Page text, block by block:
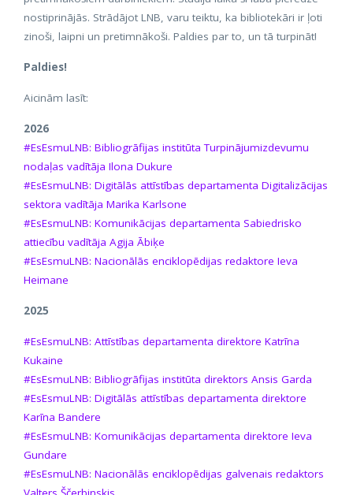
nostiprinājās. Strādājot LNB, varu teiktu, ka bibliotekāri ir ļoti
zinoši, laipni un pretimnākoši. Paldies par to, un tā turpināt!
Paldies!
Aicinām lasīt:
2026
#EsEsmuLNB: Bibliogrāfijas institūta Turpinājumizdevumu
nodaļas vadītāja Ilona Dukure
#EsEsmuLNB: Digitālās attīstības departamenta Digitalizācijas
sektora vadītāja Marika Karlsone
#EsEsmuLNB: Komunikācijas departamenta Sabiedrisko
attiecību vadītāja Agija Ābiķe
#EsEsmuLNB: Nacionālās enciklopēdijas redaktore Ieva
Heimane
2025
#EsEsmuLNB: Attīstības departamenta direktore Katrīna
Kukaine
#EsEsmuLNB: Bibliogrāfijas institūta direktors Ansis Garda
#EsEsmuLNB: Digitālās attīstības departamenta direktore
Karīna Bandere
#EsEsmuLNB: Komunikācijas departamenta direktore Ieva
Gundare
#EsEsmuLNB: Nacionālās enciklopēdijas galvenais redaktors